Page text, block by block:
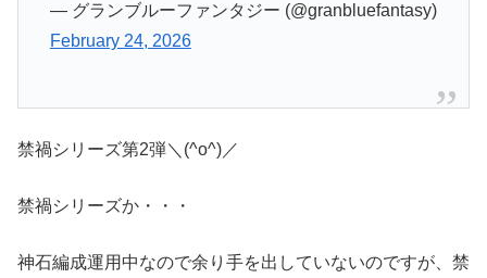
— グランブルーファンタジー (@granbluefantasy)
February 24, 2026
禁禍シリーズ第2弾＼(^o^)／
禁禍シリーズか・・・
神石編成運用中なので余り手を出していないのですが、禁